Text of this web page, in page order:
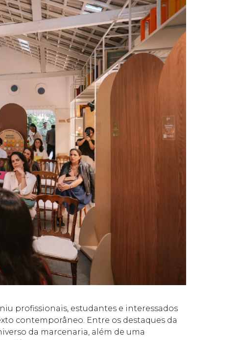
profissionais, estudantes e interessados
contemporâneo. Entre os destaques da
da marcenaria, além de uma